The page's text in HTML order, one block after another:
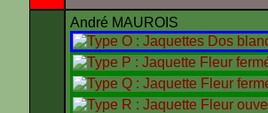
André MAUROIS